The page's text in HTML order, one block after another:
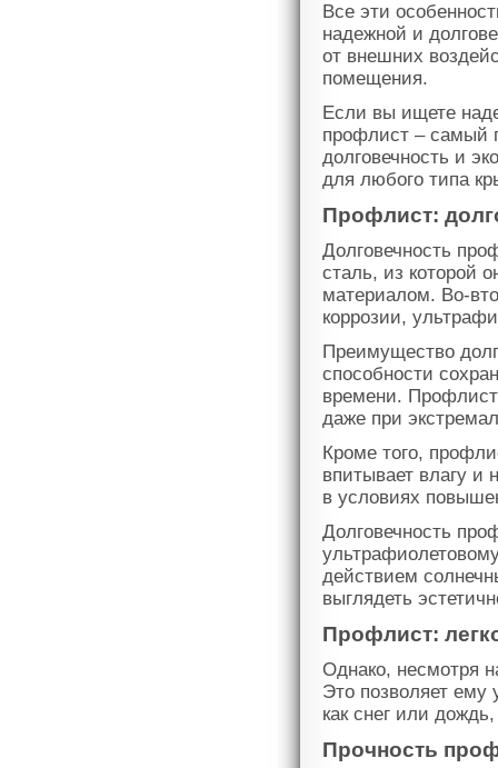
Все эти
надежной и
от внешних
помещения.
Если вы ищете
профлист – самый
долговечность и
для любого типа
Профлист:
Долговечность
сталь, из которой
материалом. Во-
коррозии,
Преимущество
способности
времени.
даже при
Кроме того,
впитывает влагу и
в условиях
Долговечность
действием
выглядеть
Профлист:
Однако, несмотря
Это позволяет ему
как снег или
Прочность